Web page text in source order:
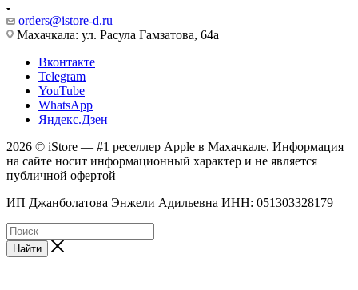
orders@istore-d.ru
Махачкала: ул. Расула Гамзатова, 64а
Вконтакте
Telegram
YouTube
WhatsApp
Яндекс.Дзен
2026 © iStore — #1 реселлер Apple в Махачкале. Информация
на сайте носит информационный характер и не является
публичной офертой
ИП Джанболатова Энжели Адильевна ИНН: 051303328179
Найти